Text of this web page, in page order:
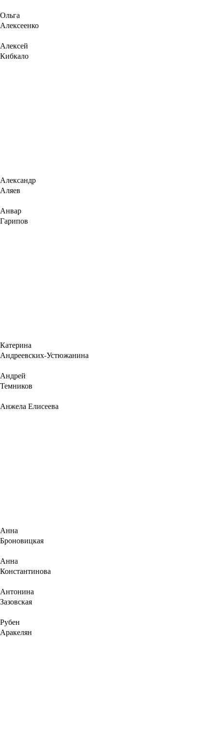
Ольга
Алексеенко
Алексей
Кибкало
Александр
Аляев
Анвар
Гарипов
Катерина
Андреевских-Устюжанина
Андрей
Темников
Анжела Елисеева
Анна
Броновицкая
Анна
Константинова
Антонина
Зазовская
Рубен
Аракелян